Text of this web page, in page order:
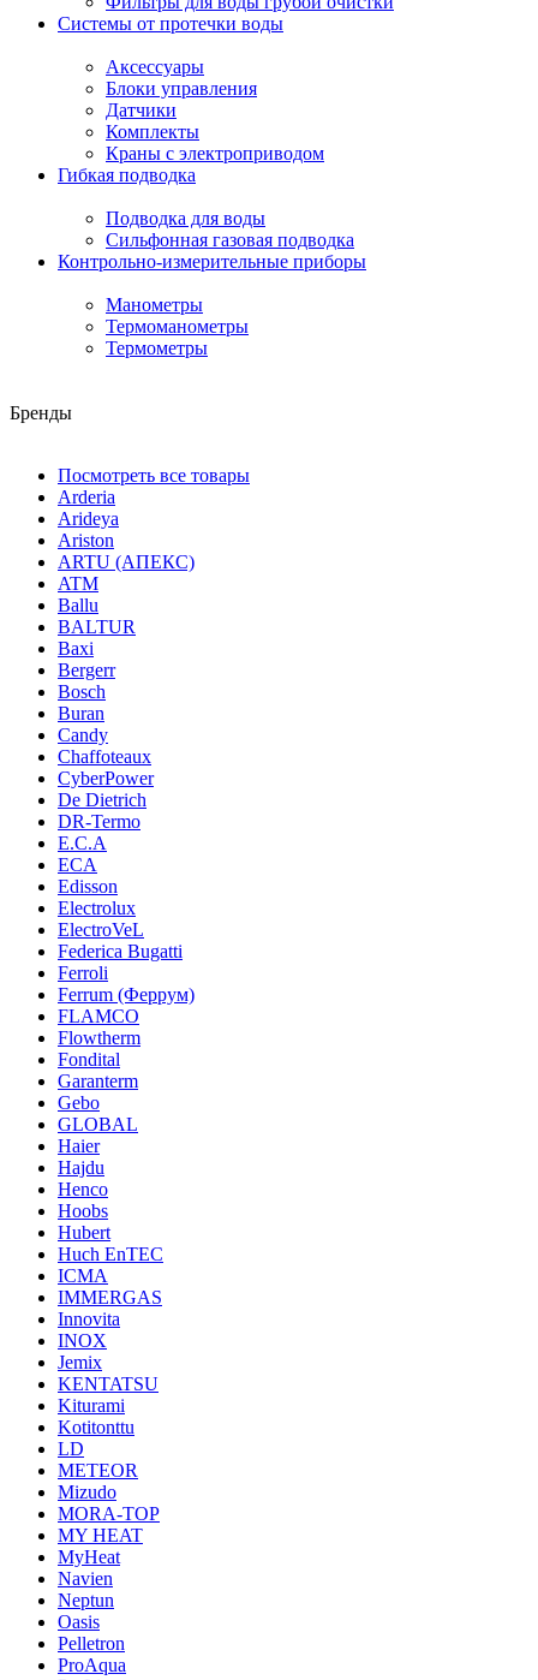
Системы от протечки воды
Аксессуары
Блоки управления
Датчики
Комплекты
Краны с электроприводом
Гибкая подводка
Подводка для воды
Сильфонная газовая подводка
Контрольно-измерительные приборы
Манометры
Термоманометры
Термометры
Бренды
Посмотреть все товары
Arderia
Arideya
Ariston
ARTU (АПЕКС)
ATM
Ballu
BALTUR
Baxi
Bergerr
Bosch
Buran
Candy
Chaffoteaux
CyberPower
De Dietrich
DR-Termo
E.C.A
ECA
Edisson
Electrolux
ElectroVeL
Federica Bugatti
Ferroli
Ferrum (Феррум)
FLAMCO
Flowtherm
Fondital
Garanterm
Gebo
GLOBAL
Haier
Hajdu
Henco
Hoobs
Hubert
Huch EnTEC
ICMA
IMMERGAS
Innovita
INOX
Jemix
KENTATSU
Kiturami
Kotitonttu
LD
METEOR
Mizudo
MORA-TOP
MY HEAT
MyHeat
Navien
Neptun
Oasis
Pelletron
ProAqua